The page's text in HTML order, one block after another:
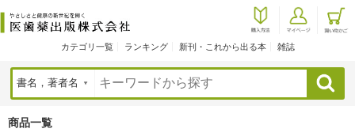
カテゴリ一覧 ランキング 新刊・これから出る本 雑誌
検索
商品一覧